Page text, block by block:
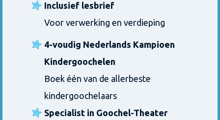
Inclusief lesbrief
Voor verwerking en verdieping
4-voudig Nederlands Kampioen
Kindergoochelen
Boek één van de allerbeste
kindergoochelaars
Specialist in Goochel-Theater